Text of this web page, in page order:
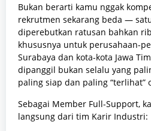
Bukan berarti kamu nggak
rekrutmen sekarang beda —
diperebutkan ratusan bahkan
khususnya untuk perusahaan-
Surabaya dan kota-kota Jawa
dipanggil bukan selalu yang
paling siap dan paling “terlihat”
Sebagai Member Full-Support,
langsung dari tim Karir Industri: